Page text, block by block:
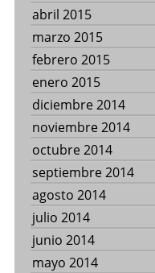
abril 2015
marzo 2015
febrero 2015
enero 2015
diciembre 2014
noviembre 2014
octubre 2014
septiembre 2014
agosto 2014
julio 2014
junio 2014
mayo 2014